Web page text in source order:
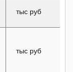
тыс руб
тыс руб